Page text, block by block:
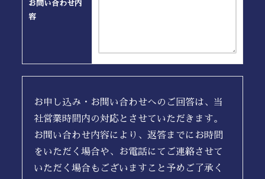
お問い合わせ内
容
お申し込み・お問い合わせへのご回答は、当
社営業時間内の対応とさせていただきます。
お問い合わせ内容により、返答までにお時間
をいただく場合や、お電話にてご連絡させて
いただく場合もございますこと予めご了承く